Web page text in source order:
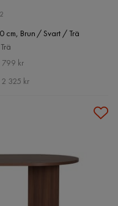
cm, Brun / Svart / Trä
799 kr
325 kr